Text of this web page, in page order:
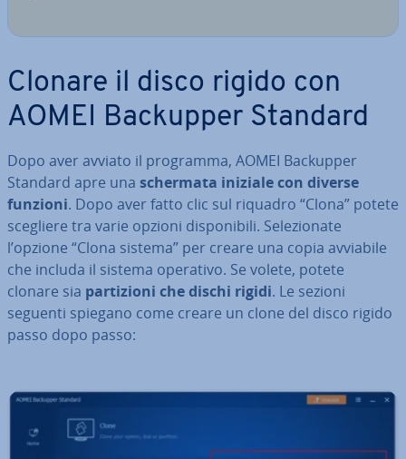
Clonare il disco rigido con
AOMEI Backupper Standard
Dopo aver avviato il programma, AOMEI Backupper
Standard apre una schermata iniziale con diverse
funzioni. Dopo aver fatto clic sul riquadro “Clona” potete
scegliere tra varie opzioni di­spo­ni­bi­li. Se­le­zio­na­te
l’opzione “Clona sistema” per creare una copia avviabile
che includa il sistema operativo. Se volete, potete
clonare sia par­ti­zio­ni che dischi rigidi. Le sezioni
seguenti spiegano come creare un clone del disco rigido
passo dopo passo: